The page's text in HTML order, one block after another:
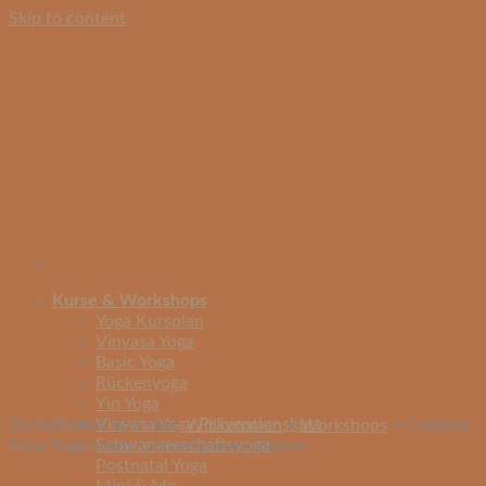
Skip to content
Kurse & Workshops
Yoga Kursplan
Vinyasa Yoga
Basic Yoga
Rückenyoga
Yin Yoga
Vinyasa Yoga Präventionskurs
Schwangerschaftsyoga
Postnatal Yoga
Du befindest dich hier:Willkommen>Workshops > Creative
Flow Yoga meets Contemporary Dance